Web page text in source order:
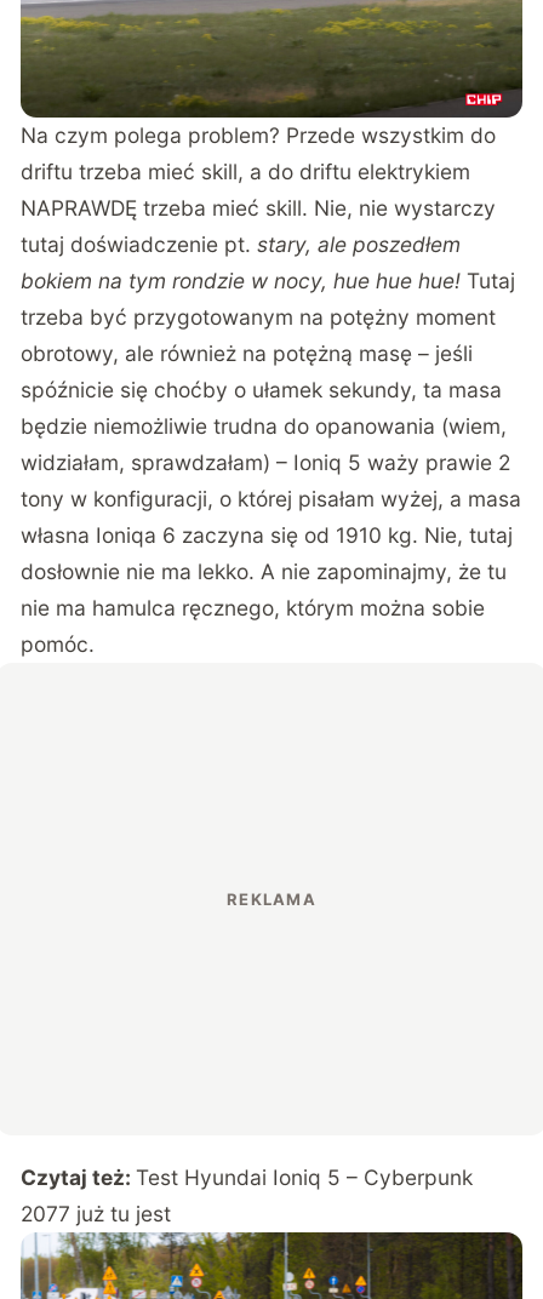
Na czym polega problem? Przede wszystkim do
driftu trzeba mieć skill, a do driftu elektrykiem
NAPRAWDĘ trzeba mieć skill. Nie, nie wystarczy
tutaj doświadczenie pt.stary, ale poszedłem
bokiem na tym rondzie w nocy, hue hue hue! Tutaj
trzeba być przygotowanym na potężny moment
obrotowy, ale również na potężną masę – jeśli
spóźnicie się choćby o ułamek sekundy, ta masa
będzie niemożliwie trudna do opanowania (wiem,
widziałam, sprawdzałam) – Ioniq 5 waży prawie 2
tony w konfiguracji, o której pisałam wyżej, a masa
własna Ioniqa 6 zaczyna się od 1910 kg. Nie, tutaj
dosłownie nie ma lekko. A nie zapominajmy, że tu
nie ma hamulca ręcznego, którym można sobie
pomóc.
Czytaj też:Test Hyundai Ioniq 5 – Cyberpunk
2077 już tu jest